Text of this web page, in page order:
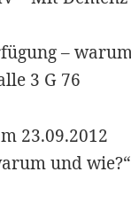
–
3 G 76
23.09.2012
und